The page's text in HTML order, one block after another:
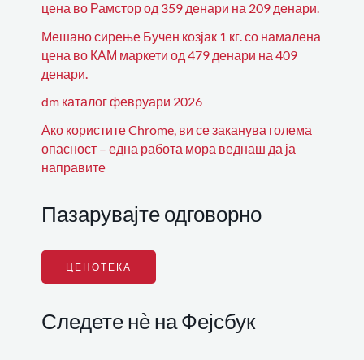
цена во Рамстор од 359 денари на 209 денари.
Мешано сирење Бучен козјак 1 кг. со намалена
цена во КАМ маркети од 479 денари на 409
денари.
dm каталог февруари 2026
Ако користите Chrome, ви се заканува голема
опасност – една работа мора веднаш да ја
направите
Пазарувајте одговорно
ЦЕНОТЕКА
Следете нѐ на Фејсбук